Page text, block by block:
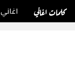
كلمات اغاني اغاني